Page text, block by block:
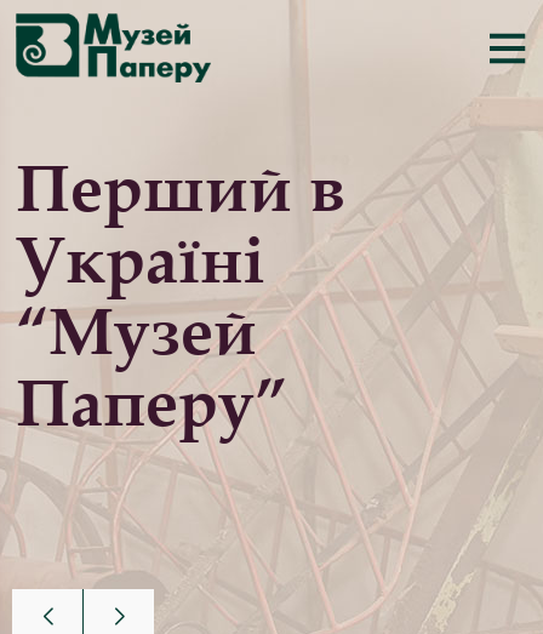
Перший в
Україні
“Музей
Паперу”